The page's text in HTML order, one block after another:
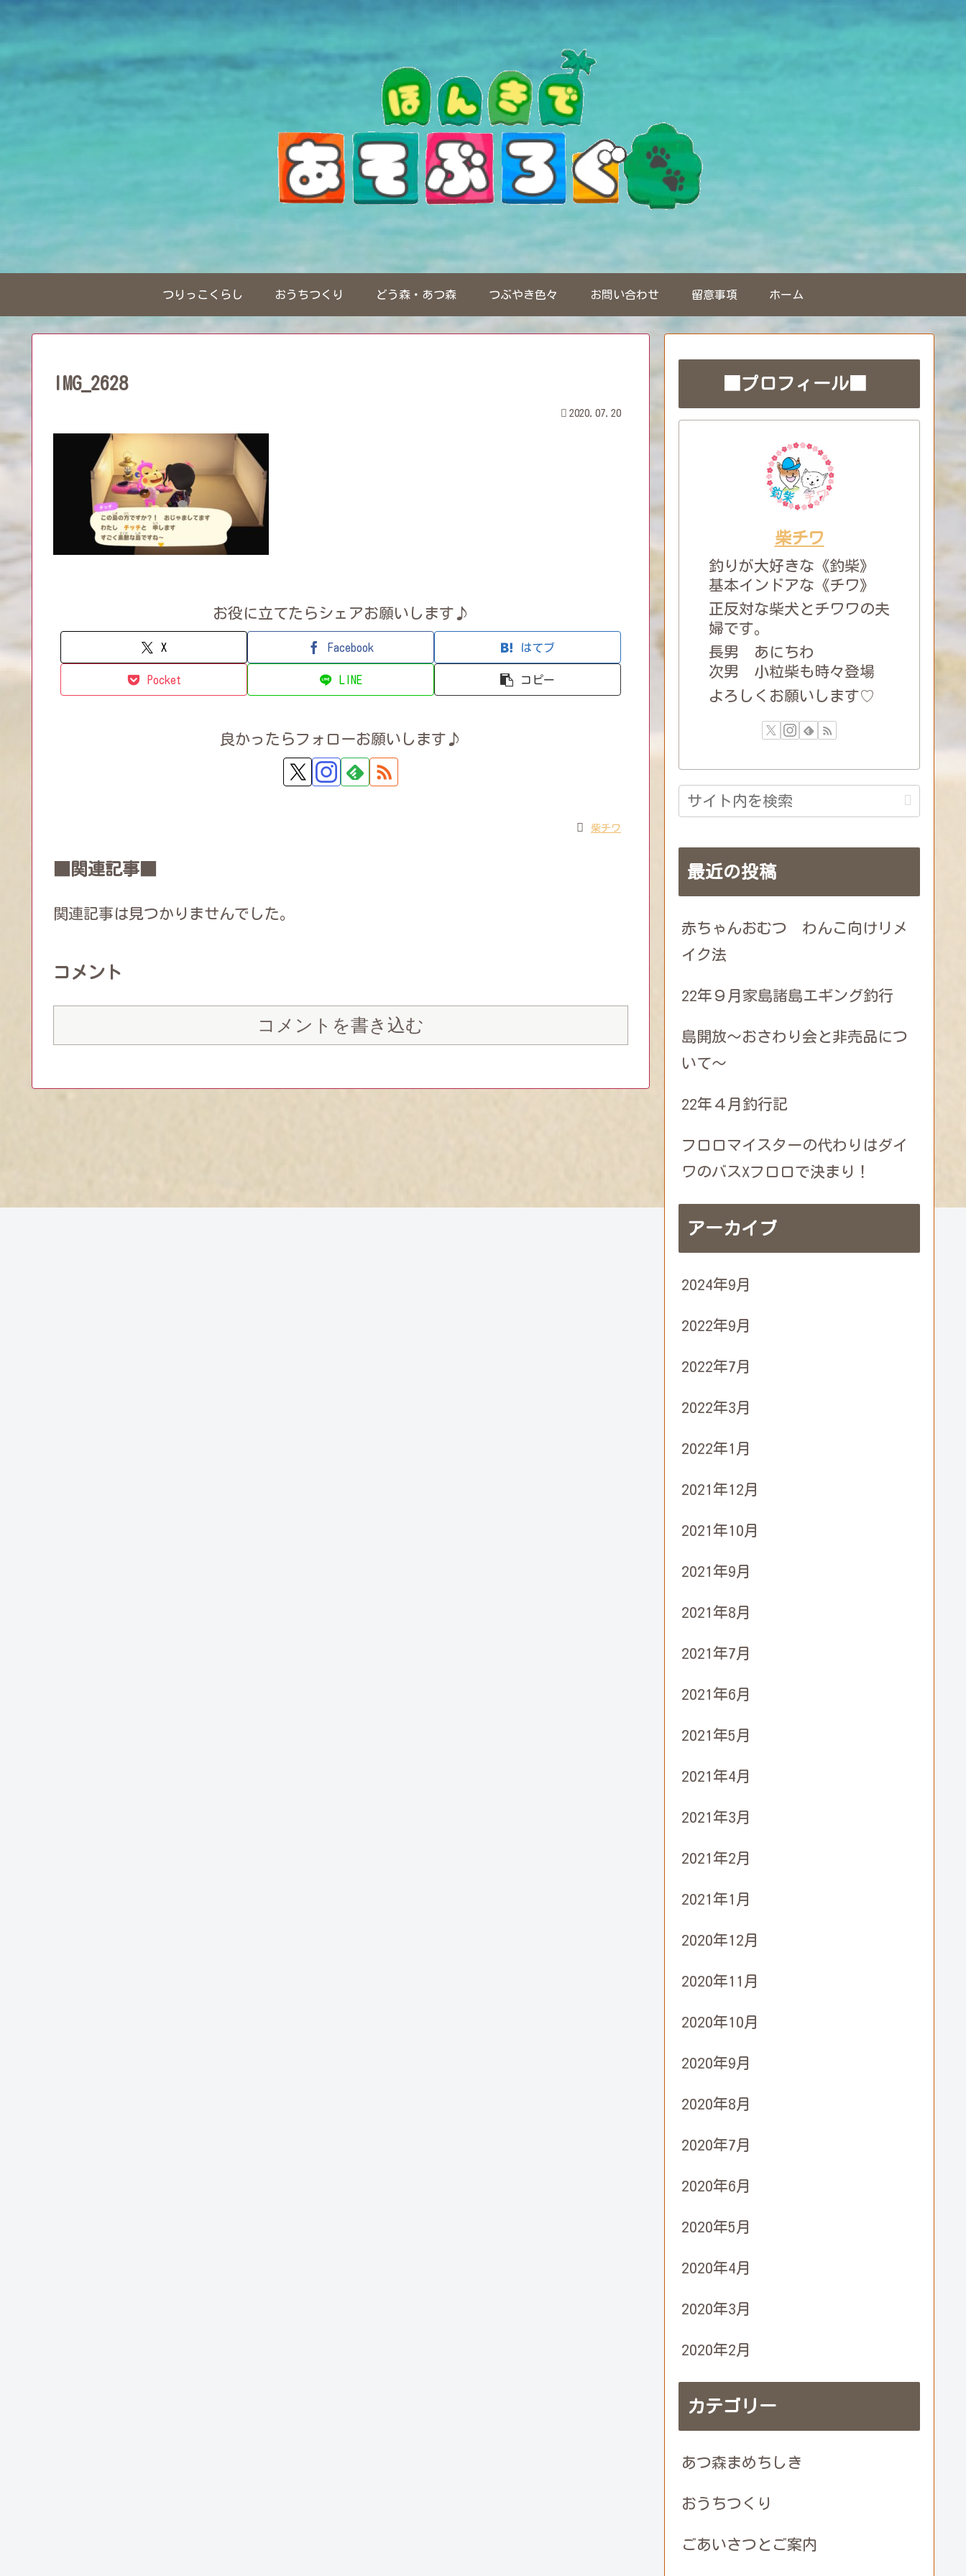
つりっこくらし おうちつくり どう森・あつ森 つぶやき色々 お問い合わせ 留意事項 ホーム
IMG_2628
2020.07.20
お役に立てたらシェアお願いします♪
X Facebook はてブ
Pocket LINE コピー
良かったらフォローお願いします♪
柴チワ
■関連記事■
関連記事は見つかりませんでした。
コメント
コメントを書き込む
■プロフィール■
柴チワ
釣りが大好きな《釣柴》
基本インドアな《チワ》
正反対な柴犬とチワワの夫
婦です。
長男 あにちわ
次男 小粒柴も時々登場
よろしくお願いします♡
最近の投稿
赤ちゃんおむつ わんこ向けリメ
イク法
22年９月家島諸島エギング釣行
島開放～おさわり会と非売品につ
いて～
22年４月釣行記
フロロマイスターの代わりはダイ
ワのバスXフロロで決まり！
アーカイブ
2024年9月
2022年9月
2022年7月
2022年3月
2022年1月
2021年12月
2021年10月
2021年9月
2021年8月
2021年7月
2021年6月
2021年5月
2021年4月
2021年3月
2021年2月
2021年1月
2020年12月
2020年11月
2020年10月
2020年9月
2020年8月
2020年7月
2020年6月
2020年5月
2020年4月
2020年3月
2020年2月
カテゴリー
あつ森まめちしき
おうちつくり
ごあいさつとご案内